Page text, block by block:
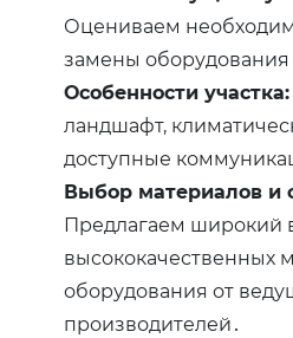
Оцениваем
замены
Особенности участка:
ландшафт,
доступные
Выбор материалов и
Предлагаем широкий
высококачественных
оборудования от
производителей․